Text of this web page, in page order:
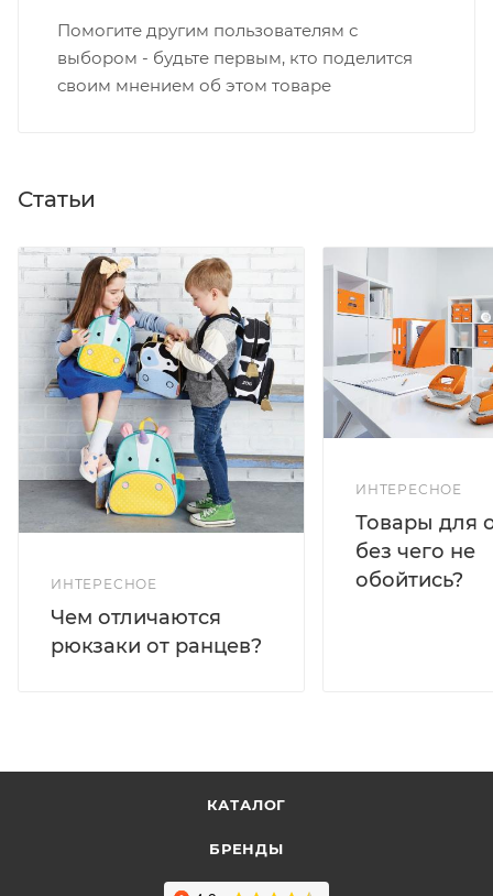
Помогите другим пользователям с
выбором - будьте первым, кто поделится
своим мнением об этом товаре
Статьи
ИНТЕРЕСНОЕ
Чем отличаются
рюкзаки от ранцев?
ИНТЕРЕСНОЕ
Товары для
без чего не
обойтись?
КАТАЛОГ
БРЕНДЫ